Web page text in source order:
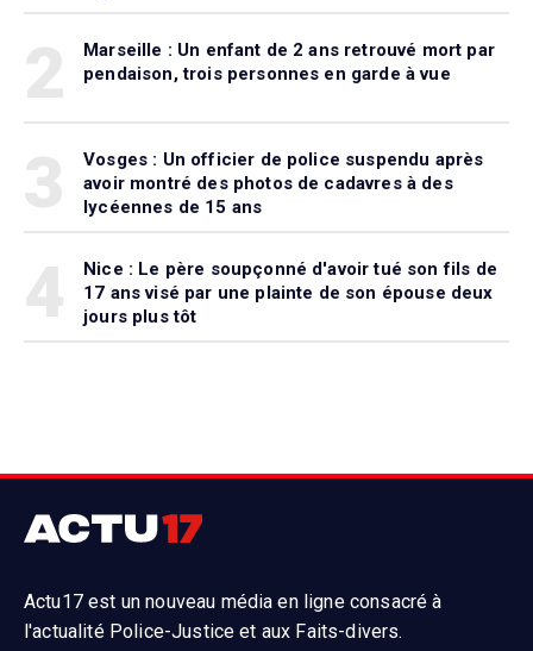
Marseille : Un enfant de 2 ans retrouvé mort par
pendaison, trois personnes en garde à vue
Vosges : Un officier de police suspendu après
avoir montré des photos de cadavres à des
lycéennes de 15 ans
Nice : Le père soupçonné d'avoir tué son fils de
17 ans visé par une plainte de son épouse deux
jours plus tôt
Actu17 est un nouveau média en ligne consacré à
l'actualité Police-Justice et aux Faits-divers.